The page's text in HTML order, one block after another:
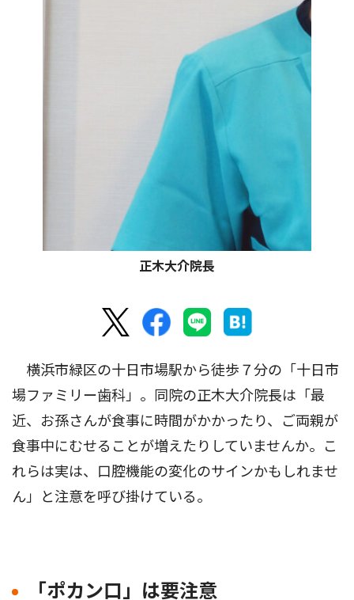
正木大介院長
横浜市緑区の十日市場駅から徒歩７分の「十日市
場ファミリー歯科」。同院の正木大介院長は「最
近、お孫さんが食事に時間がかかったり、ご両親が
食事中にむせることが増えたりしていませんか。こ
れらは実は、口腔機能の変化のサインかもしれませ
ん」と注意を呼び掛けている。
「ポカン口」は要注意